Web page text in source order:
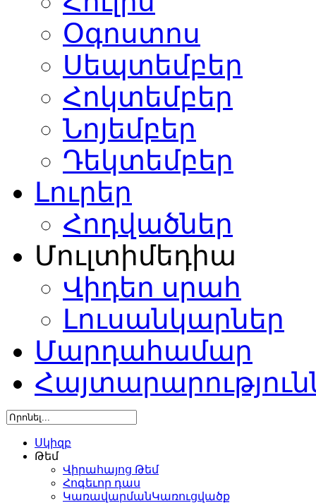
Օգոստոս
Սեպտեմբեր
Հոկտեմբեր
Նոյեմբեր
Դեկտեմբեր
Լուրեր
Հոդվածներ
Մուլտիմեդիա
Վիդեո սրահ
Լուսանկարներ
Մարդահամար
Սկիզբ
Թեմ
Վիրահայոց Թեմ
Հոգեւոր դաս
ԿառավարմանԿառուցվածք